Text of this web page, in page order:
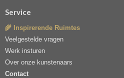
Service
🌾 Inspirerende Ruimtes
Veelgestelde vragen
Werk insturen
Over onze kunstenaars
Contact